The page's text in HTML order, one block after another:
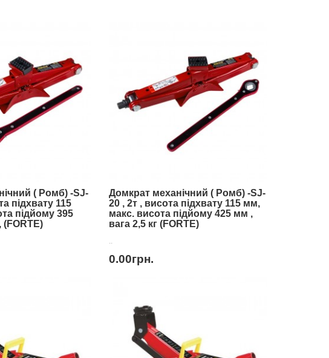
( Ромб) -SJ-
підхвату 115
підйому 395
(FORTE)
Домкрат механічний ( Ромб) -SJ-
20 , 2т , висота підхвату 115 мм,
макс. висота підйому 425 мм ,
вага 2,5 кг (FORTE)
0.00грн.